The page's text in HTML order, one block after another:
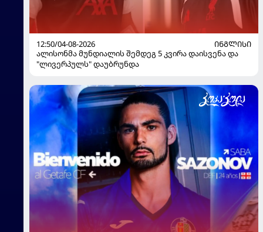
12:50/04-08-2026
ᲘᲜᲒᲚᲘᲡᲘ
ალისონმა მუნდიალის შემდეგ 5 კვირა დაისვენა და
"ლივერპულს" დაუბრუნდა